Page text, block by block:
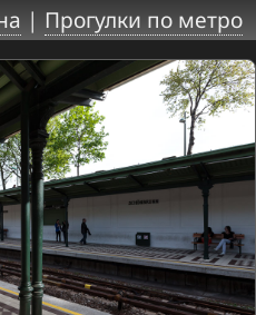
| Прогулки по метро